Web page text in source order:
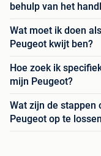
behulp van het
Wat moet ik doen
Peugeot kwijt ben?
Hoe zoek ik
mijn Peugeot?
Wat zijn de stappen
Peugeot op te